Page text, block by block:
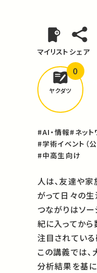
マイリスト シェア
ヤクダツ
0
#AI・情報#ネット
#学術イベント（
#中高生向け
人は、友達や家
がって日々の生
つながりはソー
紀に入ってか
注目されている
この講義では、
分析結果を基